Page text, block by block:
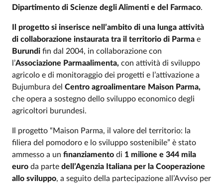
Dipartimento di Scienze degli Alimenti e del Farmaco.
Il progetto si inserisce nell’ambito di una lunga attività
di collaborazione instaurata tra il territorio di Parma e
Burundi fin dal 2004, in collaborazione con
l’Associazione Parmaalimenta, con attività di sviluppo
agricolo e di monitoraggio dei progetti e l’attivazione a
Bujumbura del Centro agroalimentare Maison Parma,
che opera a sostegno dello sviluppo economico degli
agricoltori burundesi.
Il progetto “Maison Parma, il valore del territorio: la
filiera del pomodoro e lo sviluppo sostenibile” è stato
ammesso a un finanziamento di 1 milione e 344 mila
euro da parte dell’Agenzia Italiana per la Cooperazione
allo sviluppo, a seguito della partecipazione all’Avviso per